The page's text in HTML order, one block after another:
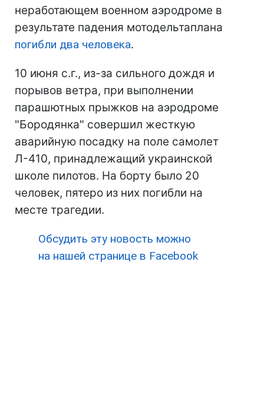
неработающем военном аэродроме в
результате падения мотодельтаплана
погибли два человека.
10 июня с.г., из-за сильного дождя и
порывов ветра, при выполнении
парашютных прыжков на аэродроме
"Бородянка" совершил жесткую
аварийную посадку на поле самолет
Л-410, принадлежащий украинской
школе пилотов. На борту было 20
человек, пятеро из них погибли на
месте трагедии.
Обсудить эту новость можно
на нашей странице в Facebook